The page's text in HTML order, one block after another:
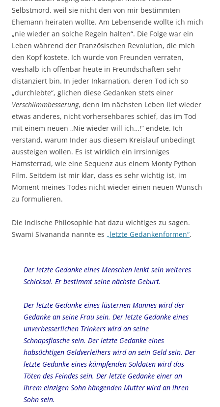
Selbstmord, weil sie nicht den von mir bestimmten
Ehemann heiraten wollte. Am Lebensende wollte ich mich
„nie wieder an solche Regeln halten“. Die Folge war ein
Leben während der Französischen Revolution, die mich
den Kopf kostete. Ich wurde von Freunden verraten,
weshalb ich offenbar heute in Freundschaften sehr
distanziert bin. In jeder Inkarnation, deren Tod ich so
„durchlebte“, glichen diese Gedanken stets einer
Verschlimmbesserung, denn im nächsten Leben lief wieder
etwas anderes, nicht vorhersehbares schief, das im Tod
mit einem neuen „Nie wieder will ich…!“ endete. Ich
verstand, warum Inder aus diesem Kreislauf unbedingt
aussteigen wollen. Es ist wirklich ein irrsinniges
Hamsterrad, wie eine Sequenz aus einem Monty Python
Film. Seitdem ist mir klar, dass es sehr wichtig ist, im
Moment meines Todes nicht wieder einen neuen Wunsch
zu formulieren.
Die indische Philosophie hat dazu wichtiges zu sagen.
Swami Sivananda nannte es „letzte Gedankenformen“.
Der letzte Gedanke eines Menschen lenkt sein weiteres
Schicksal. Er bestimmt seine nächste Geburt.
Der letzte Gedanke eines lüsternen Mannes wird der
Gedanke an seine Frau sein. Der letzte Gedanke eines
unverbesserlichen Trinkers wird an seine
Schnapsflasche sein. Der letzte Gedanke eines
habsüchtigen Geldverleihers wird an sein Geld sein. Der
letzte Gedanke eines kämpfenden Soldaten wird das
Töten des Feindes sein. Der letzte Gedanke einer an
ihrem einzigen Sohn hängenden Mutter wird an ihren
Sohn sein.